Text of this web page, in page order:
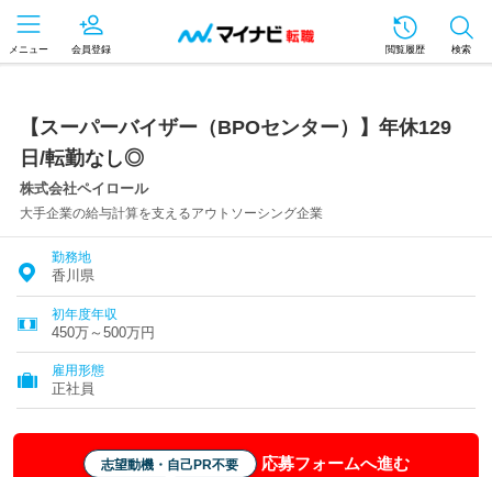
メニュー 会員登録 閲覧履歴 検索
【スーパーバイザー（BPOセンター）】年休129
日/転勤なし◎
株式会社ペイロール
大手企業の給与計算を支えるアウトソーシング企業
勤務地
香川県
初年度年収
450万～500万円
雇用形態
正社員
志望動機・自己PR不要 応募フォームへ進む